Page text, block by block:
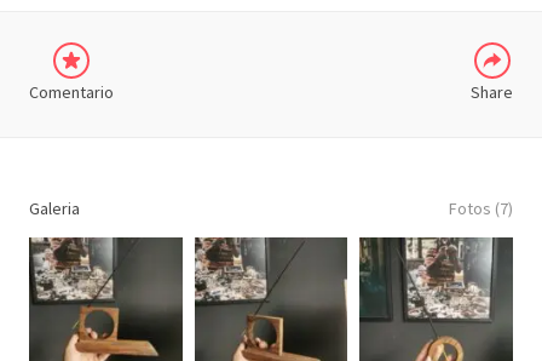
Comentario Share
Galeria Fotos (7)